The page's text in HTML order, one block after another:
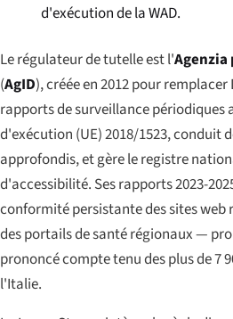
d'exécution de la WAD.
Le régulateur de tutelle est l'
(AgID), créée en 2012 pour
rapports de surveillance périodiques
d'exécution (UE) 2018/1523, conduit
approfondis, et gère le registre
d'accessibilité. Ses rapports 2023-
conformité persistante des sites
des portails de santé régionaux —
prononcé compte tenu des plus de 7
l'Italie.